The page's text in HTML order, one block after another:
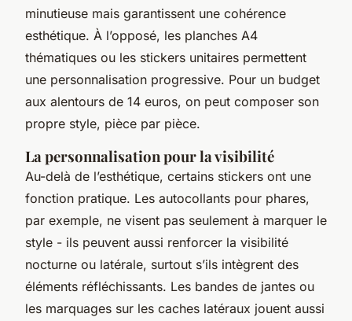
minutieuse mais garantissent une cohérence
esthétique. À l’opposé, les planches A4
thématiques ou les stickers unitaires permettent
une personnalisation progressive. Pour un budget
aux alentours de 14 euros, on peut composer son
propre style, pièce par pièce.
La personnalisation pour la visibilité
Au-delà de l’esthétique, certains stickers ont une
fonction pratique. Les autocollants pour phares,
par exemple, ne visent pas seulement à marquer le
style - ils peuvent aussi renforcer la visibilité
nocturne ou latérale, surtout s’ils intègrent des
éléments réfléchissants. Les bandes de jantes ou
les marquages sur les caches latéraux jouent aussi